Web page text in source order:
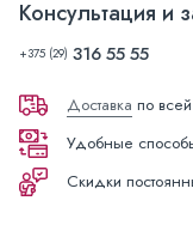
Консультация и
+375 (29) 316 55 55
Доставка по
Удобные
Скидки